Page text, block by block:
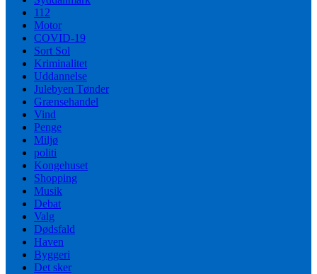
112
Motor
COVID-19
Sort Sol
Kriminalitet
Uddannelse
Julebyen Tønder
Grænsehandel
Vind
Penge
Miljø
politi
Kongehuset
Shopping
Musik
Debat
Valg
Dødsfald
Haven
Byggeri
Det sker